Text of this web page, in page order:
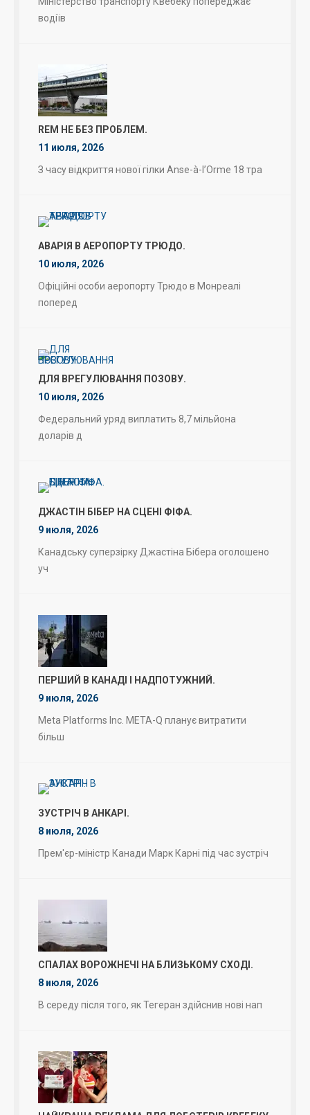
водіїв
REM НЕ БЕЗ ПРОБЛЕМ.
11 июля, 2026
З часу відкриття нової гілки Anse-à-l’Orme 18 тра
АВАРІЯ В АЕРОПОРТУ ТРЮДО.
10 июля, 2026
Офіційні особи аеропорту Трюдо в Монреалі
поперед
ДЛЯ ВРЕГУЛЮВАННЯ ПОЗОВУ.
10 июля, 2026
Федеральний уряд виплатить 8,7 мільйона
доларів д
ДЖАСТІН БІБЕР НА СЦЕНІ ФІФА.
9 июля, 2026
Канадську суперзірку Джастіна Бібера оголошено
уч
ПЕРШИЙ В КАНАДІ І НАДПОТУЖНИЙ.
9 июля, 2026
Meta Platforms Inc. META-Q планує витратити
більш
ЗУСТРІЧ В АНКАРІ.
8 июля, 2026
Прем'єр-міністр Канади Марк Карні під час зустріч
СПАЛАХ ВОРОЖНЕЧІ НА БЛИЗЬКОМУ СХОДІ.
8 июля, 2026
В середу після того, як Тегеран здійснив нові нап